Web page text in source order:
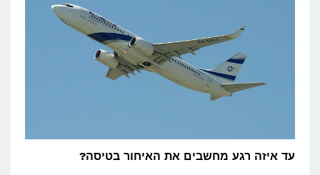
עד איזה רגע מחשבים את האיחור בטיסה?